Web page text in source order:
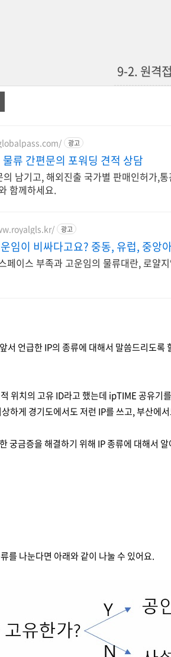
9-2. 원격
광고
류 간편문의 포워딩 견적 상담
의 남기고, 해외진출 국가별 판매인허가,
함께하세요.
광고
임이 비싸다고요? 중동, 유럽, 중앙
페이스 부족과 고운임의 물류대란, 로얄
서 언급한 IP의 종류에 대해서 말씀드리도록
위치의 고유 ID라고 했는데 ipTIME 공유
하게 경기도에서도 저런 IP를 쓰고, 부산에
궁금증을 해결하기 위해 IP 종류에 대해서
를 나눈다면 아래와 같이 나눌 수 있어요.